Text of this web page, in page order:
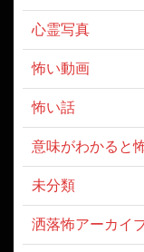
心霊写真
怖い動画
怖い話
意味がわかると
未分類
洒落怖アーカイ